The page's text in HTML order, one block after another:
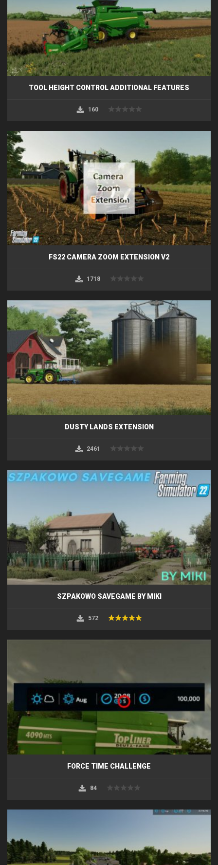
TOOL HEIGHT CONTROL ADDITIONAL FEATURES
160
FS22 CAMERA ZOOM EXTENSION V2
1718
DUSTY LANDS EXTENSION
2461
SZPAKOWO SAVEGAME BY MIKI
572
FORCE TIME CHALLENGE
84